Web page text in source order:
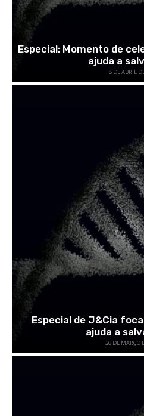
Especial: Momento de
ajuda a
8 DE ABRIL
Especial de J&Cia
ajuda a
26 DE MARÇO